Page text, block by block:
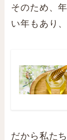
そのため、
い年もあり
だから私た